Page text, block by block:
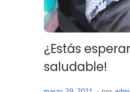
¿Estás
saludable!
P
m.